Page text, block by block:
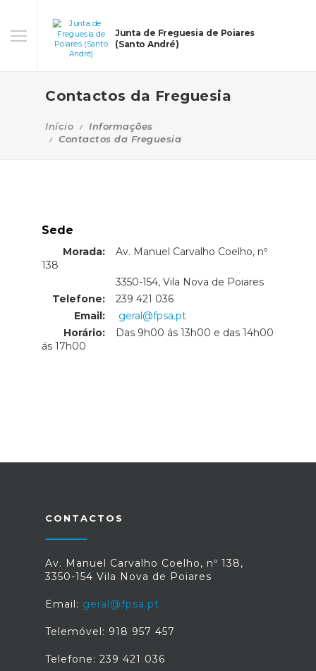
Junta de Freguesia de Poiares
(Santo André)
Contactos da Freguesia
Início
Informações
Contactos da Freguesia
Sede
Morada:
Av. Manuel Carvalho Coelho, nº
138
3350-154, Vila Nova de Poiares
Telefone:
239 421 036
Email:
geral@fpsa.pt
Horário:
Das 9h00 ás 13h00 e das 14h00
ás 17h00
CONTACTOS
Av. Manuel Carvalho Coelho, nº 138,
3350-154 Vila Nova de Poiares
Email: geral@fpsa.pt
Telemóvel: 918 957 457
Telefone: 239 421 036